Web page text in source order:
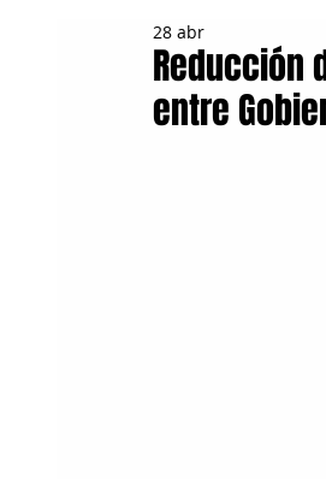
Reducción
entre
28 abr